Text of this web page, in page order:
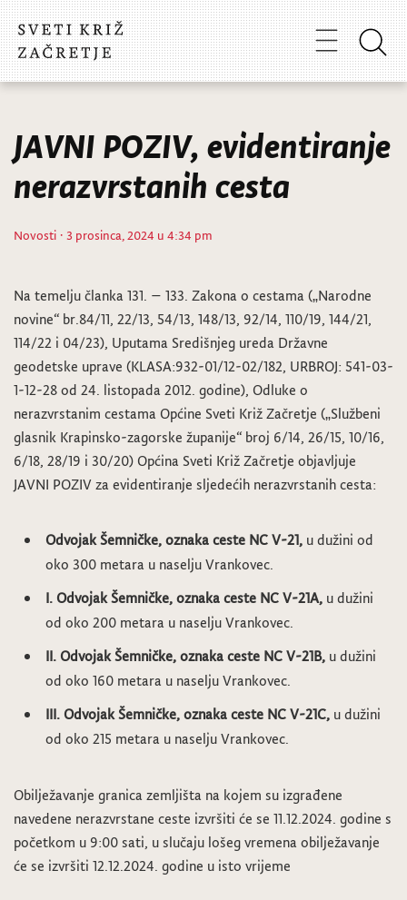
JAVNI POZIV, evidentiranje
nerazvrstanih cesta
Novosti · 3 prosinca, 2024 u 4:34 pm
Na temelju članka 131. – 133. Zakona o cestama („Narodne
novine“ br.84/11, 22/13, 54/13, 148/13, 92/14, 110/19, 144/21,
114/22 i 04/23), Uputama Središnjeg ureda Državne
geodetske uprave (KLASA:932-01/12-02/182, URBROJ: 541-03-
1-12-28 od 24. listopada 2012. godine), Odluke o
nerazvrstanim cestama Općine Sveti Križ Začretje („Službeni
glasnik Krapinsko-zagorske županije“ broj 6/14, 26/15, 10/16,
6/18, 28/19 i 30/20) Općina Sveti Križ Začretje objavljuje
JAVNI POZIV za evidentiranje sljedećih nerazvrstanih cesta:
Odvojak Šemničke,oznaka ceste NC V-21, u dužini od
oko 300 metara u naselju Vrankovec.
I. Odvojak Šemničke,oznaka ceste NC V-21A, u dužini
od oko 200 metara u naselju Vrankovec.
II. Odvojak Šemničke,oznaka ceste NC V-21B, u dužini
od oko 160 metara u naselju Vrankovec.
III. Odvojak Šemničke,oznaka ceste NC V-21C, u dužini
od oko 215 metara u naselju Vrankovec.
Obilježavanje granica zemljišta na kojem su izgrađene
navedene nerazvrstane ceste izvršiti će se 11.12.2024. godine s
početkom u 9:00 sati, u slučaju lošeg vremena obilježavanje
će se izvršiti 12.12.2024. godine u isto vrijeme